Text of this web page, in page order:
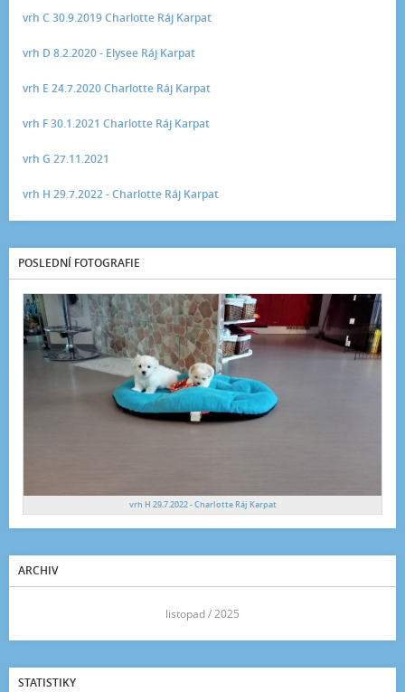
vrh C 30.9.2019 Charlotte Ráj Karpat
vrh D 8.2.2020 - Elysee Ráj Karpat
vrh E 24.7.2020 Charlotte Ráj Karpat
vrh F 30.1.2021 Charlotte Ráj Karpat
vrh G 27.11.2021
vrh H 29.7.2022 - Charlotte Ráj Karpat
POSLEDNÍ FOTOGRAFIE
vrh H 29.7.2022 - Charlotte Ráj Karpat
ARCHIV
listopad / 2025
STATISTIKY